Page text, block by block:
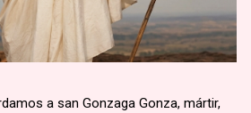
a san Gonzaga Gonza, mártir,